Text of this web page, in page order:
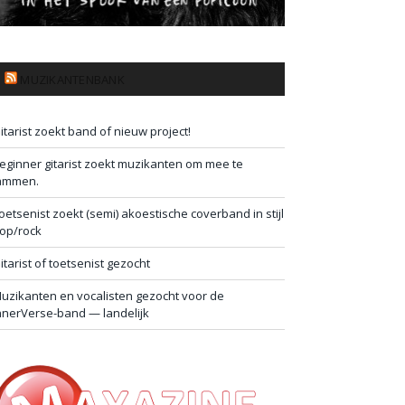
zoekt band of nieuw project!
gitarist zoekt muzikanten om mee te
zoekt (semi) akoestische coverband in stijl
rock
of toetsenist gezocht
en vocalisten gezocht voor de
band — landelijk